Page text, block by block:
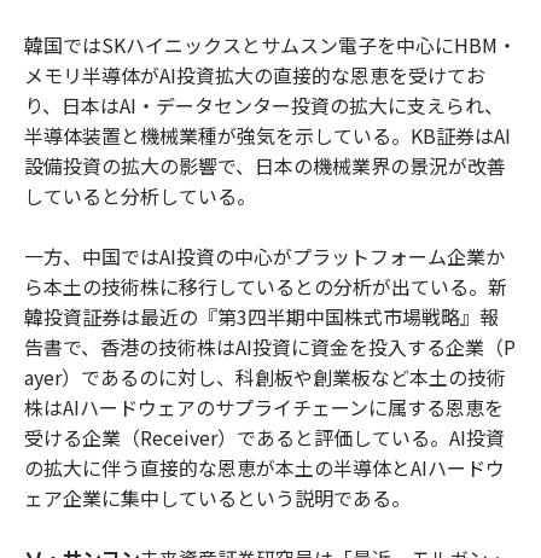
韓国ではSKハイニックスとサムスン電子を中心にHBM・
メモリ半導体がAI投資拡大の直接的な恩恵を受けてお
り、日本はAI・データセンター投資の拡大に支えられ、
半導体装置と機械業種が強気を示している。KB証券はAI
設備投資の拡大の影響で、日本の機械業界の景況が改善
していると分析している。
一方、中国ではAI投資の中心がプラットフォーム企業か
ら本土の技術株に移行しているとの分析が出ている。新
韓投資証券は最近の『第3四半期中国株式市場戦略』報
告書で、香港の技術株はAI投資に資金を投入する企業（P
ayer）であるのに対し、科創板や創業板など本土の技術
株はAIハードウェアのサプライチェーンに属する恩恵を
受ける企業（Receiver）であると評価している。AI投資
の拡大に伴う直接的な恩恵が本土の半導体とAIハードウ
ェア企業に集中しているという説明である。